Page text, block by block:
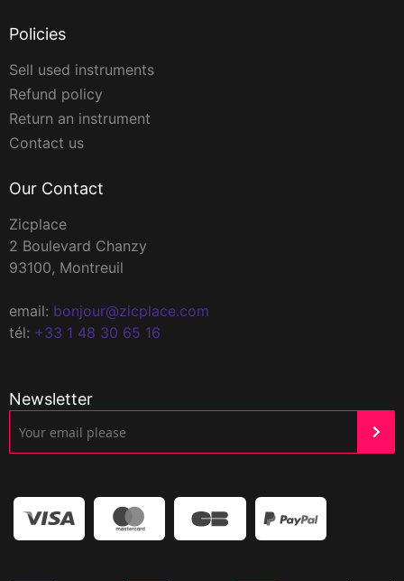
Policies
Sell used instruments
Refund policy
Return an instrument
Contact us
Our Contact
Zicplace
2 Boulevard Chanzy
93100, Montreuil
email: bonjour@zicplace.com
tél: +33 1 48 30 65 16
Newsletter